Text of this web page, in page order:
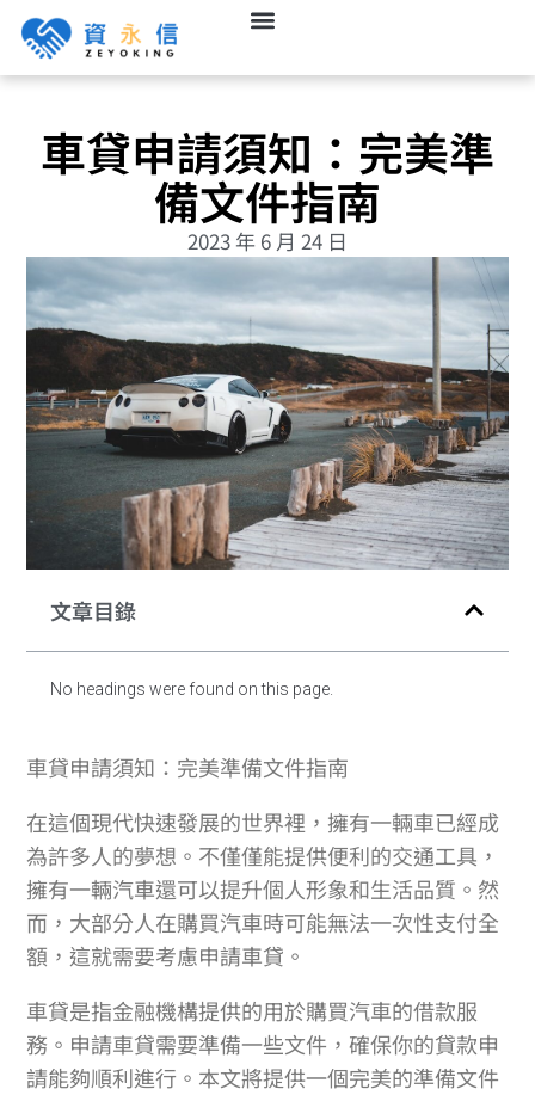
車貸申請須知：完美準
備文件指南
2023 年 6 月 24 日
文章目錄
No headings were found on this page.
車貸申請須知：完美準備文件指南
在這個現代快速發展的世界裡，擁有一輛車已經成
為許多人的夢想。不僅僅能提供便利的交通工具，
擁有一輛汽車還可以提升個人形象和生活品質。然
而，大部分人在購買汽車時可能無法一次性支付全
額，這就需要考慮申請車貸。
車貸是指金融機構提供的用於購買汽車的借款服
務。申請車貸需要準備一些文件，確保你的貸款申
請能夠順利進行。本文將提供一個完美的準備文件